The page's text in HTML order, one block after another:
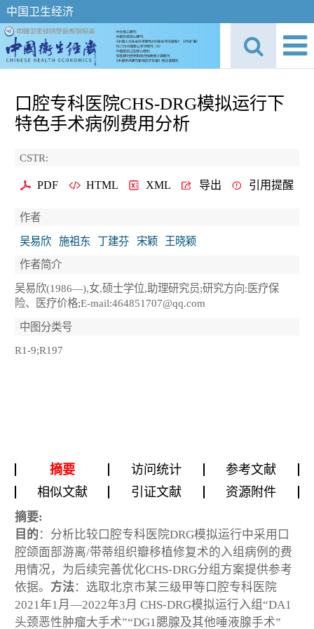
中国卫生经济
口腔专科医院CHS-DRG模拟运行下
特色手术病例费用分析
CSTR:
PDF HTML XML 导出 引用提醒
作者
吴易欣
施祖东 丁建芬 宋颖
王晓颖
作者简介
吴易欣(1986—),女,硕士学位,助理研究员;研究方向:医疗保
险、医疗价格;E-mail:464851707@qq.com
中图分类号
R1-9;R197
摘要 访问统计
参考文献
相似文献
引证文献 资源附件
摘要:
目的：分析比较口腔专科医院DRG模拟运行中采用口
腔颌面部游离/带蒂组织瓣移植修复术的入组病例的费
用情况，为后续完善优化CHS-DRG分组方案提供参考
依据。 方法：选取北京市某三级甲等口腔专科医院
2021年1月—2022年3月 CHS-DRG模拟运行入组“DA1
头颈恶性肿瘤大手术”“DG1腮腺及其他唾液腺手术”